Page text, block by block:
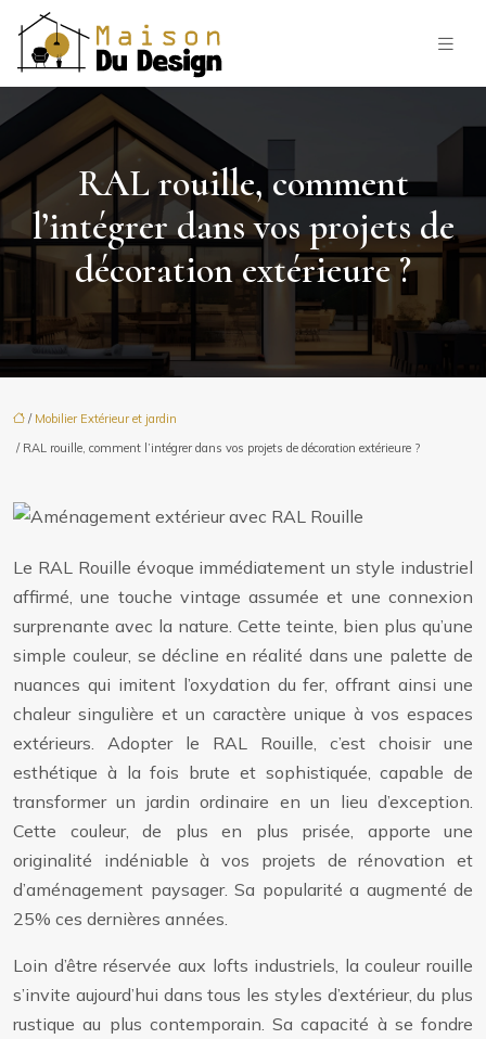
RAL rouille, comment
l’intégrer dans vos projets de
décoration extérieure ?
/ Mobilier Extérieur et jardin
/ RAL rouille, comment l’intégrer dans vos projets de décoration extérieure ?
Le RAL Rouille évoque immédiatement un style industriel
affirmé, une touche vintage assumée et une connexion
surprenante avec la nature. Cette teinte, bien plus qu’une
simple couleur, se décline en réalité dans une palette de
nuances qui imitent l’oxydation du fer, offrant ainsi une
chaleur singulière et un caractère unique à vos espaces
extérieurs. Adopter le RAL Rouille, c’est choisir une
esthétique à la fois brute et sophistiquée, capable de
transformer un jardin ordinaire en un lieu d’exception.
Cette couleur, de plus en plus prisée, apporte une
originalité indéniable à vos projets de rénovation et
d’aménagement paysager. Sa popularité a augmenté de
25% ces dernières années.
Loin d’être réservée aux lofts industriels, la couleur rouille
s’invite aujourd’hui dans tous les styles d’extérieur, du plus
rustique au plus contemporain. Sa capacité à se fondre